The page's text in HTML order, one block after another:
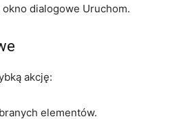
okno dialogowe Uruchom.
akcję:
elementów.